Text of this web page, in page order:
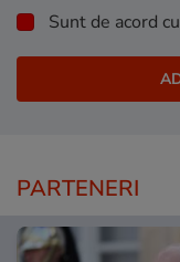
Sunt de acord cu
PARTENERI